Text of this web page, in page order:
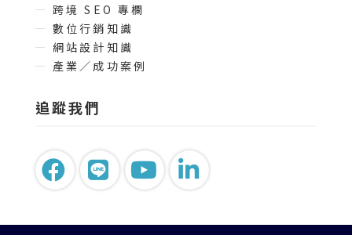
跨境 SEO 專欄
數位行銷知識
網站設計知識
產業／成功案例
追蹤我們